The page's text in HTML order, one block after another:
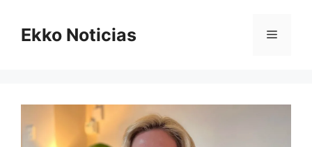
contenido
Ekko Noticias Menú